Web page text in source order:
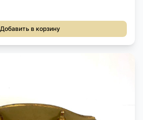
Добавить в корзину